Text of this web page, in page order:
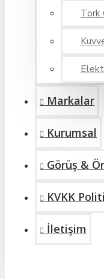
Tork
Markalar
Kurumsal
Görüş &
KVKK
İletişim